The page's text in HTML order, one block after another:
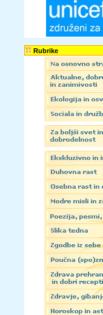
Rubrike